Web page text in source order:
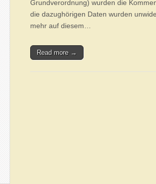
Grundverordnung) wurden die
die dazughörigen Daten wurden
mehr auf diesem…
Read more →